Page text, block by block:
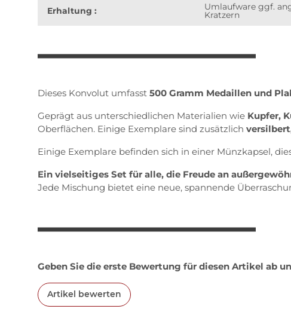
Erhaltung : Umlaufware ggf.
Kratzern
Dieses Konvolut umfasst 500 Gramm Medaillen und
Geprägt aus unterschiedlichen Materialien wie Kupfer,
Oberflächen. Einige Exemplare sind zusätzlich
Einige Exemplare befinden sich in einer Münzkapsel,
Ein vielseitiges Set für alle, die Freude an
Jede Mischung bietet eine neue, spannende
Geben Sie die erste Bewertung für diesen Artikel ab
Artikel bewerten